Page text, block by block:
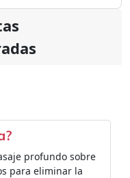
profundo sobre
para eliminar la